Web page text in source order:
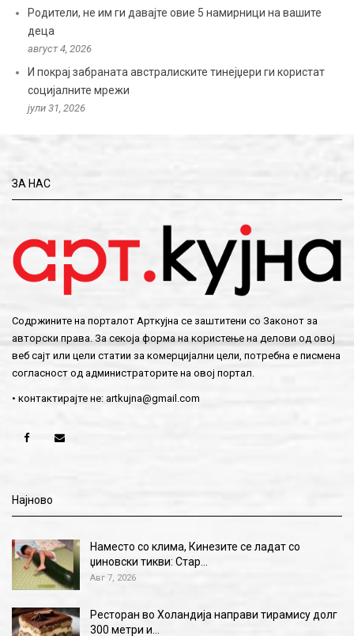
Родители, не им ги давајте овие 5 намирници на вашите
деца
август 4, 2026
И покрај забраната австралиските тинејџери ги користат
социјалните мрежи
јули 31, 2026
ЗА НАС
Содржините на порталот Арткујна се заштитени со Законот за
авторски права. За секоја форма на користење на делови од овој
веб сајт или цели статии за комерцијални цели, потребна е писмена
согласност од администраторите на овој портал.
• контактирајте не: artkujna@gmail.com
Најново
Наместо со клима, Кинезите се ладат со
џиновски тикви: Стар…
Авг 7, 2026
Ресторан во Холандија направи тирамису долг
300 метри и…